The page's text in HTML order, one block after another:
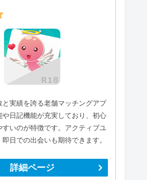
と実績を誇る老舗マッチングアプ
や日記機能が充実しており、初心
いのが特徴です。アクティブユ
日での出会いも期待できます。
詳細ページ